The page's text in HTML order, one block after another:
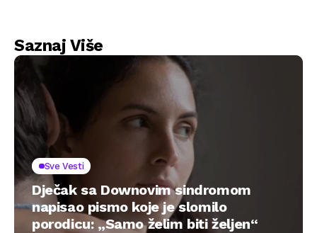
Saznaj Više
Sve Vesti
Dječak sa Downovim sindromom
napisao pismo koje je slomilo
porodicu: „Samo želim biti željen“